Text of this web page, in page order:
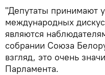
"Депутаты принимают
международных
являются
собрании Союза
взгляд, это очень
Парламента.